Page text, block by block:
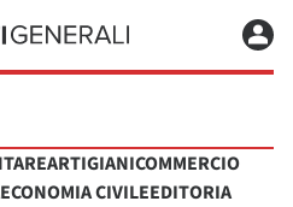
ARTIGIANICOMMERCIO
ECONOMIA CIVILEEDITORIA